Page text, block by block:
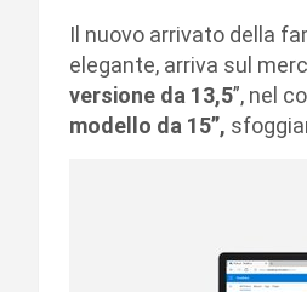
Il nuovo arrivato della
elegante, arriva sul
versione da 13,5”, nel
modello da 15”,